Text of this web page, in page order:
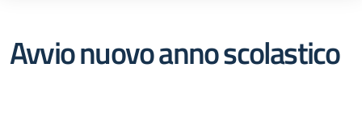
Avvio nuovo anno scolastico